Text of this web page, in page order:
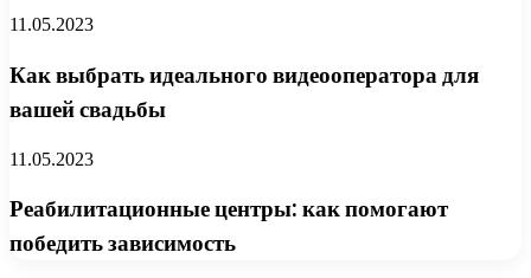
11.05.2023
Как выбрать идеального видеооператора для
вашей свадьбы
11.05.2023
Реабилитационные центры: как помогают
победить зависимость